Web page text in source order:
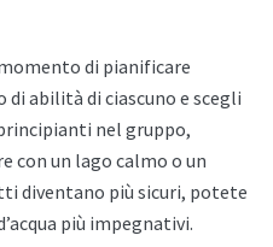
di pianificare
di abilità di ciascuno e scegli
nel gruppo,
con un lago calmo o un
diventano più sicuri, potete
più impegnativi.